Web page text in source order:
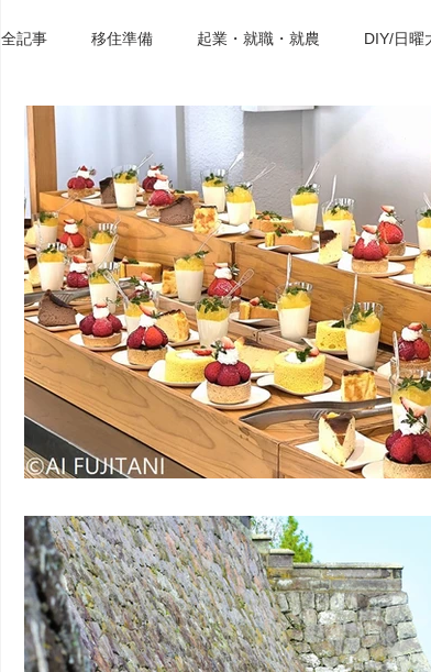
全記事 移住準備 起業・就職・就農 DIY/日曜
移住セミナー＆イベント